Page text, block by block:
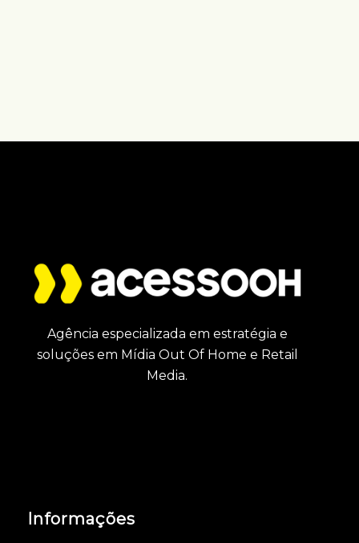
Agência especializada em estratégia e
soluções em Mídia Out Of Home e Retail
Media.
Informações